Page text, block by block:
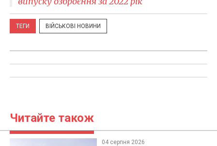
ТЕГИ ВІЙСЬКОВІ НОВИНИ
Читайте також
04 серпня 2026